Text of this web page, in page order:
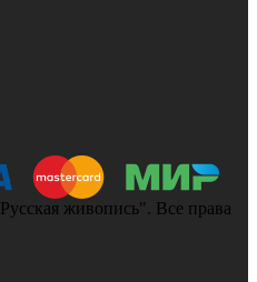
живопись". Все права